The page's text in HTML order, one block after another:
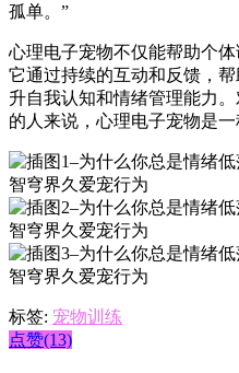
孤单。”
心理电子宠物不仅能帮助个
它通过持续的互动和反馈，
升自我认知和情绪管理能力
的人来说，心理电子宠物是一
标签: 宠物训练
点赞(13)